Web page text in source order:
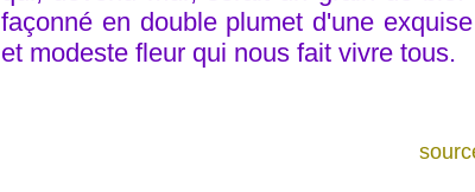
façonné en double plumet d'une
et modeste fleur qui nous fait vivre tous.